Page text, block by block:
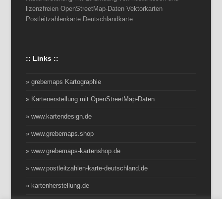
lizenzfreien OpenStreetMap-Daten Vektorkarten
Postleitzahlenkarte Deutschlandkarte
:: Links ::
» grebemaps Kartographie
» Kartenerstellung mit OpenStreetMap-Daten
» www.kartendesign.de
» www.grebemaps.shop
» www.grebemaps-kartenshop.de
» www.postleitzahlen-karte-deutschland.de
» kartenherstellung.de